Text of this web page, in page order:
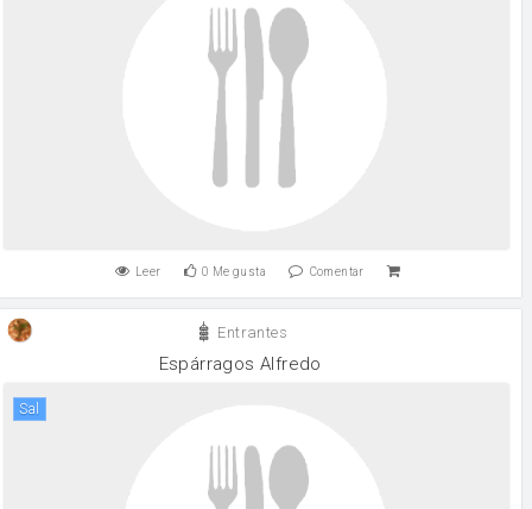
Leer 0 Me gusta Comentar
Entrantes
Espárragos Alfredo
sal